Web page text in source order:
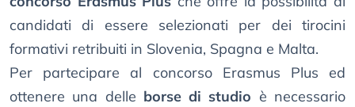
candidati di essere selezionati per dei tirocini
formativi retribuiti in Slovenia, Spagna e Malta.
Per partecipare al concorso Erasmus Plus ed
ottenere una delle borse di studio è necessario